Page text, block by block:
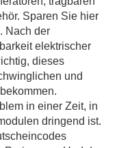
Sparen Sie hier
Nach der
elektrischer
dieses
und
in einer Zeit, in
dringend ist.